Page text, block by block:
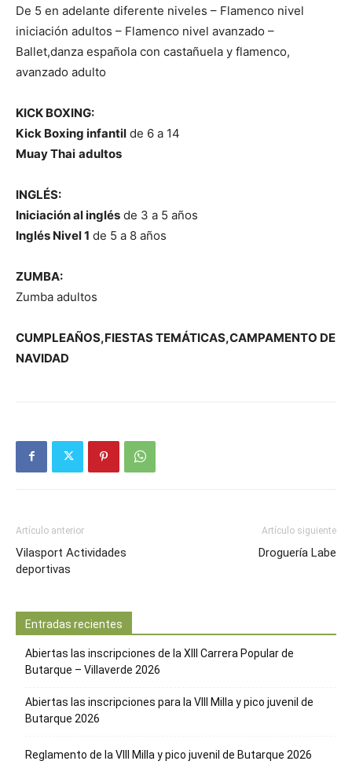
De 5 en adelante diferente niveles – Flamenco nivel
iniciación adultos – Flamenco nivel avanzado –
Ballet,danza española con castañuela y flamenco,
avanzado adulto
KICK BOXING:
Kick Boxing infantil de 6 a 14
Muay Thai adultos
INGLÉS:
Iniciación al inglés de 3 a 5 años
Inglés Nivel 1 de 5 a 8 años
ZUMBA:
Zumba adultos
CUMPLEAÑOS,FIESTAS TEMÁTICAS,CAMPAMENTO DE
NAVIDAD
Artículo anterior
Vilasport Actividades
deportivas
Artículo siguiente
Droguería Labe
Entradas recientes
Abiertas las inscripciones de la XIII Carrera Popular de
Butarque – Villaverde 2026
Abiertas las inscripciones para la VIII Milla y pico juvenil de
Butarque 2026
Reglamento de la VIII Milla y pico juvenil de Butarque 2026